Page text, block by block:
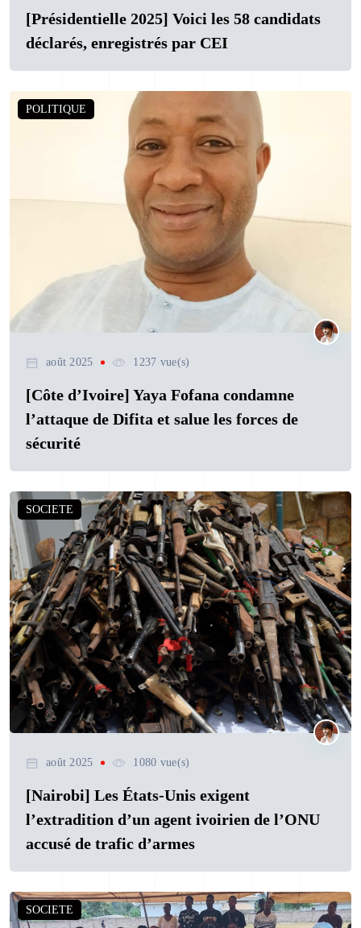
[Présidentielle 2025] Voici les 58 candidats
déclarés, enregistrés par CEI
POLITIQUE
août 2025 1237 vue(s)
[Côte d’Ivoire] Yaya Fofana condamne
l’attaque de Difita et salue les forces de
sécurité
SOCIETE
août 2025 1080 vue(s)
[Nairobi] Les États-Unis exigent
l’extradition d’un agent ivoirien de l’ONU
accusé de trafic d’armes
SOCIETE